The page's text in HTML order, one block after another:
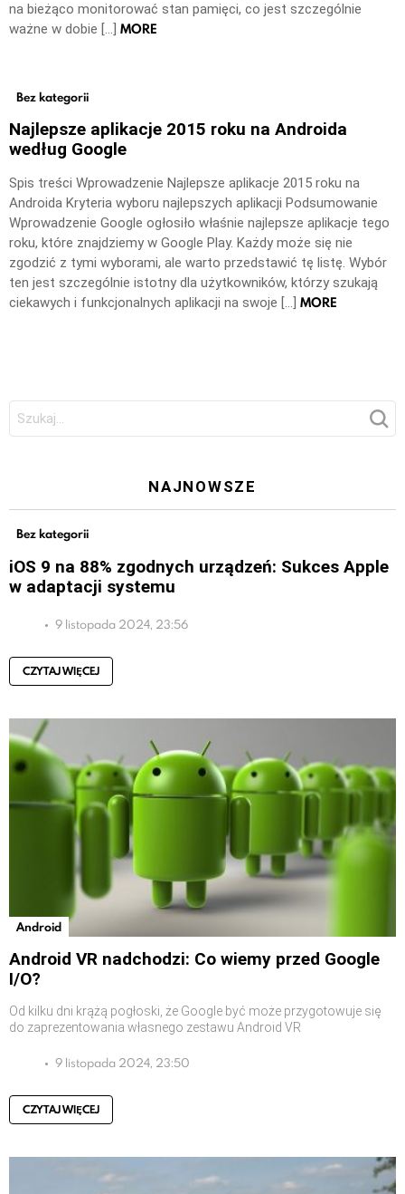
na bieżąco monitorować stan pamięci, co jest szczególnie
ważne w dobie […] MORE
Bez kategorii
Najlepsze aplikacje 2015 roku na Androida
według Google
Spis treści Wprowadzenie Najlepsze aplikacje 2015 roku na
Androida Kryteria wyboru najlepszych aplikacji Podsumowanie
Wprowadzenie Google ogłosiło właśnie najlepsze aplikacje tego
roku, które znajdziemy w Google Play. Każdy może się nie
zgodzić z tymi wyborami, ale warto przedstawić tę listę. Wybór
ten jest szczególnie istotny dla użytkowników, którzy szukają
ciekawych i funkcjonalnych aplikacji na swoje […] MORE
NAJNOWSZE
Bez kategorii
iOS 9 na 88% zgodnych urządzeń: Sukces Apple
w adaptacji systemu
9 listopada 2024, 23:56
CZYTAJ WIĘCEJ
Android
Android VR nadchodzi: Co wiemy przed Google
I/O?
Od kilku dni krążą pogłoski, że Google być może przygotowuje się
do zaprezentowania własnego zestawu Android VR
9 listopada 2024, 23:50
CZYTAJ WIĘCEJ